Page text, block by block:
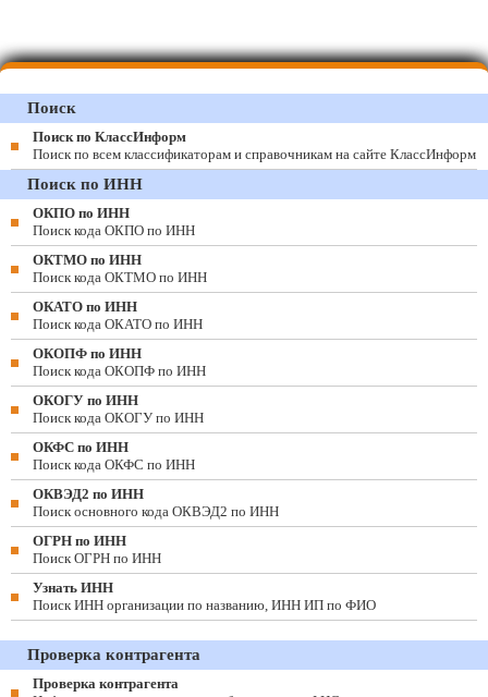
Поиск
Поиск по КлассИнформ
Поиск по всем классификаторам и справочникам на сайте КлассИнформ
Поиск по ИНН
ОКПО по ИНН
Поиск кода ОКПО по ИНН
ОКТМО по ИНН
Поиск кода ОКТМО по ИНН
ОКАТО по ИНН
Поиск кода ОКАТО по ИНН
ОКОПФ по ИНН
Поиск кода ОКОПФ по ИНН
ОКОГУ по ИНН
Поиск кода ОКОГУ по ИНН
ОКФС по ИНН
Поиск кода ОКФС по ИНН
ОКВЭД2 по ИНН
Поиск основного кода ОКВЭД2 по ИНН
ОГРН по ИНН
Поиск ОГРН по ИНН
Узнать ИНН
Поиск ИНН организации по названию, ИНН ИП по ФИО
Проверка контрагента
Проверка контрагента